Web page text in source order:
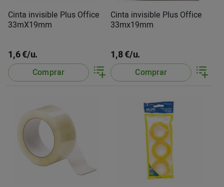
Cinta invisible Plus Office
33mX19mm
1,6 €/u.
Comprar
Cinta invisible Plus Office
33mx19mm
1,8 €/u.
Comprar